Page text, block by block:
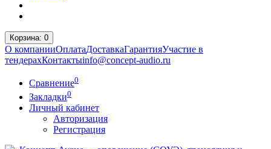
Корзина: 0
О компанииОплатаДоставкаГарантияУчастие в
тендерахКонтактыinfo@concept-audio.ru
Сравнение0
Закладки0
Личный кабинет
Авторизация
Регистрация